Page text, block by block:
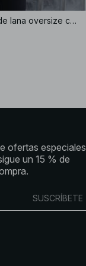
Abrigo corto de mezcla de lana oversize con detalle en las mangas
ofertas especiales,
un 15 % de
SUSCRÍBETE